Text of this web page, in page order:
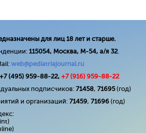
для лиц 18 лет и старше.
115054, Москва, М-54, а/я 32.
web@pediatriajournal.ru
+7 (495) 959-88-22, +7 (916) 959-88-22
подписчиков: 71458, 71695(год)
и организаций: 71459, 71696 (год)